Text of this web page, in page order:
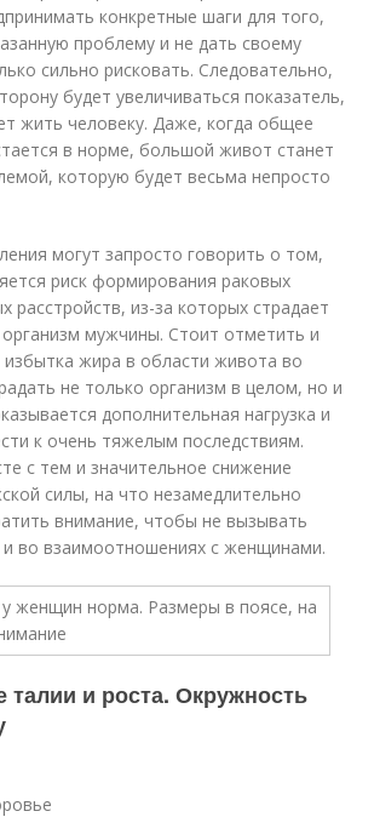
конкретные шаги для того,
проблему и не дать своему
сильно рисковать. Следовательно,
будет увеличиваться показатель,
жить человеку. Даже, когда общее
в норме, большой живот станет
которую будет весьма непросто
могут запросто говорить о том,
риск формирования раковых
расстройств, из-за которых страдает
организм мужчины. Стоит отметить и
жира в области живота во
не только организм в целом, но и
дополнительная нагрузка и
к очень тяжелым последствиям.
с тем и значительное снижение
силы, на что незамедлительно
внимание, чтобы не вызывать
во взаимоотношениях с женщинами.
и роста. Окружность